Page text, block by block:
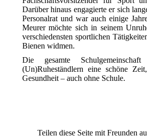
Darüber hinaus engagierte er sich
Personalrat und war auch einige
Meurer möchte sich in seinem
verschiedensten sportlichen
Bienen widmen.
Die gesamte
(Un)Ruheständlern eine schöne
Gesundheit – auch ohne Schule.
Teilen diese Seite mit Freunden